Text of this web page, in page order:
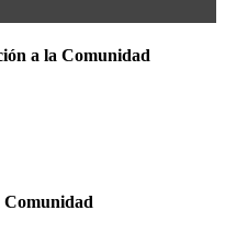
a la Comunidad
Comunidad